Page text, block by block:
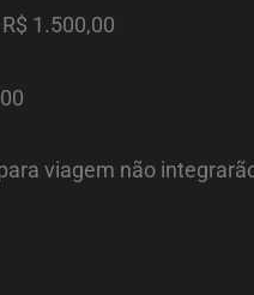
1.500,00
viagem não